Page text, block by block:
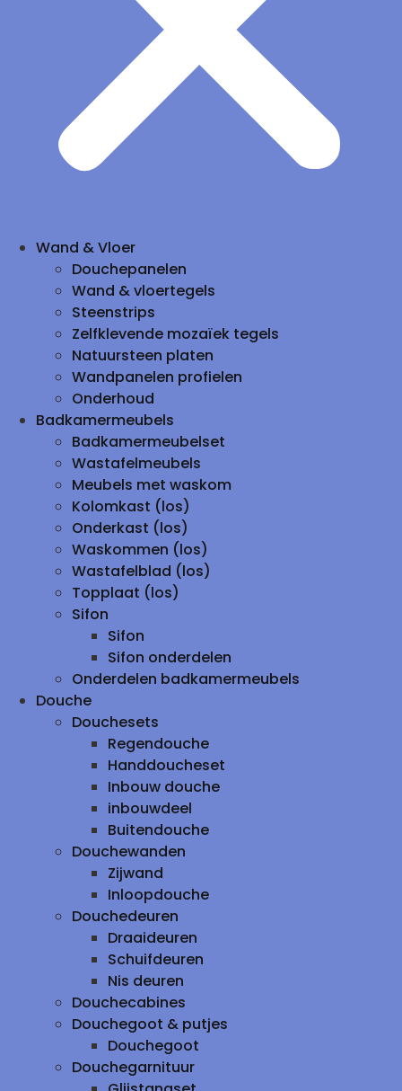
Wand & Vloer
Douchepanelen
Wand & vloertegels
Steenstrips
Zelfklevende mozaïek tegels
Natuursteen platen
Wandpanelen profielen
Onderhoud
Badkamermeubels
Badkamermeubelset
Wastafelmeubels
Meubels met waskom
Kolomkast (los)
Onderkast (los)
Waskommen (los)
Wastafelblad (los)
Topplaat (los)
Sifon
Sifon
Sifon onderdelen
Onderdelen badkamermeubels
Douche
Douchesets
Regendouche
Handdoucheset
Inbouw douche
inbouwdeel
Buitendouche
Douchewanden
Zijwand
Inloopdouche
Douchedeuren
Draaideuren
Schuifdeuren
Nis deuren
Douchecabines
Douchegoot & putjes
Douchegoot
Douchegarnituur